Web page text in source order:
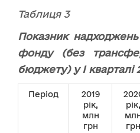
Таблиця 3
Показник надходжень
фонду (без
бюджету) у І кварталі
Період
2019
рік,
млн
грн
рік,
грн